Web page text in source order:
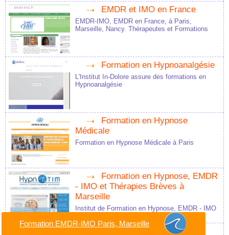
EMDR et IMO en France
EMDR-IMO, EMDR en France, à Paris,
Marseille, Nancy. Thérapeutes et Formations
Formation en Hypnoanalgésie
L'Institut In-Dolore assure des formations en
Hypnoanalgésie
Formation en Hypnose
Médicale
Formation en Hypnose Médicale à Paris
Formation en Hypnose, EMDR
- IMO et Thérapies Brèves à
Marseille
Institut de Formation en Hypnose, EMDR - IMO
et Thérapies Brèves à Marseille
Formations en Hypnose
Formation EMDR-IMO Paris, Marseille